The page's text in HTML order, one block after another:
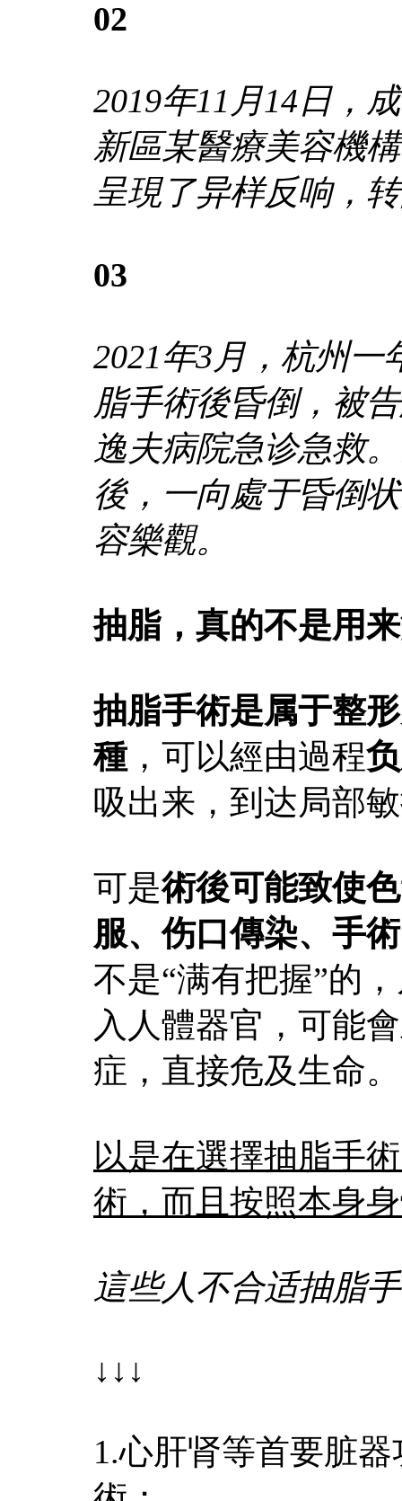
02
2019年11月14日，
新區某醫療美容機
呈現了异样反响，
03
2021年3月，杭州
脂手術後昏倒，被
逸夫病院急诊急救
後，一向處于昏倒
容樂觀。
抽脂，真的不是用
抽脂手術是属于整
種 ，可以經由過程
吸出来，到达局部
可是術後可能致使
服、伤口傳染、手
不是“满有把握”的
入人體器官，可能
症，直接危及生命。
以是在選擇抽脂手
術，而且按照本身
這些人不合适抽脂
↓↓↓
1.心肝肾等首要脏